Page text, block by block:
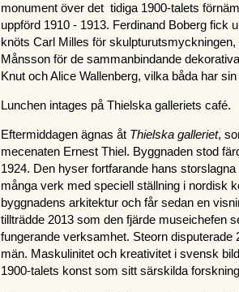
monument över det tidiga 1900-talets
uppförd 1910 - 1913. Ferdinand Boberg fick
knöts Carl Milles för
Månsson för de sammanbindande
Knut och Alice Wallenberg, vilka båda har
Lunchen intages på Thielska galleriets café.
Eftermiddagen ägnas åt Thielska galleriet,
mecenaten Ernest Thiel. Byggnaden stod
1924. Den hyser fortfarande hans
många verk med speciell ställning i nordisk
byggnadens arkitektur och får sedan en
tillträdde 2013 som den fjärde museichefen
fungerande verksamhet. Steorn disputerade
män. Maskulinitet och kreativitet i svensk
1900-talets konst som sitt särskilda